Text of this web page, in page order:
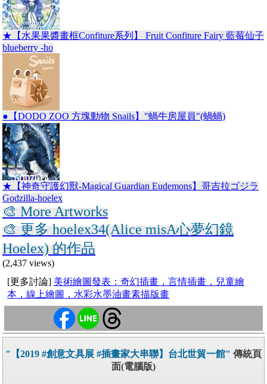
★【水果果醬畫框Confiture系列】 Fruit Confiture Fairy 藍莓仙子
blueberry -ho
●【DODO ZOO 方塊動物 Snails】"蝸牛房屋員"(蝸蝸)
★【神奇守護幻獸-Magical Guardian Eudemons】哥吉拉ゴジラ
Godzilla-hoelex
🎨 More Artworks
🎨 更多 hoelex34(Alice misA心夢幻鏡
Hoelex) 的作品
(2,437 views)
[更多討論] 美術繪圖發表：奇幻插畫，言情插畫，兒童繪
本，線上繪圖，水彩水墨油畫素描版畫
"【2019 #創意文具展 #插畫家大串聯】台北世貿一館" 傳統頁
面(電腦版)